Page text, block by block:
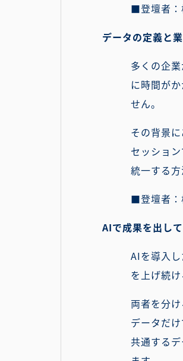
■登壇者：
データの定義と
多くの企
に時間が
せん。
その背景
セッショ
統一する方
■登壇者：
AIで成果を出し
AIを導入
を上げ続け
両者を分
データだ
共通する